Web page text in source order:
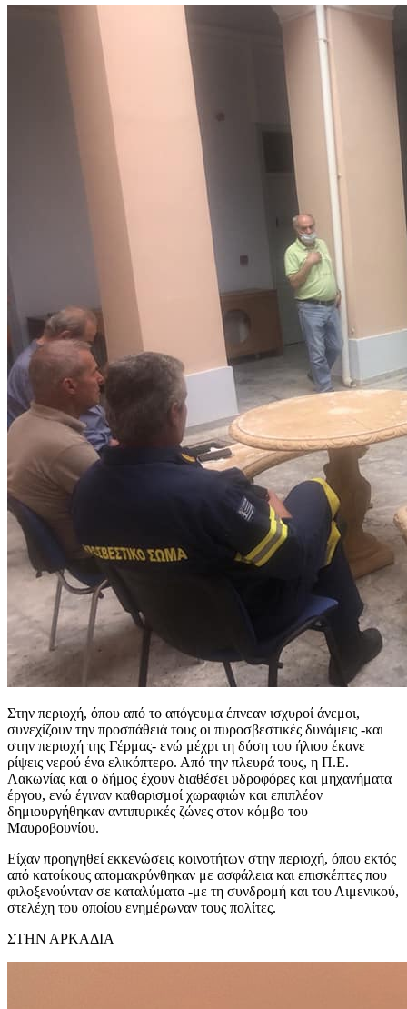
Στην περιοχή, όπου από το απόγευμα έπνεαν ισχυροί άνεμοι,
συνεχίζουν την προσπάθειά τους οι πυροσβεστικές δυνάμεις -και
στην περιοχή της Γέρμας- ενώ μέχρι τη δύση του ήλιου έκανε
ρίψεις νερού ένα ελικόπτερο. Από την πλευρά τους, η Π.Ε.
Λακωνίας και ο δήμος έχουν διαθέσει υδροφόρες και μηχανήματα
έργου, ενώ έγιναν καθαρισμοί χωραφιών και επιπλέον
δημιουργήθηκαν αντιπυρικές ζώνες στον κόμβο του
Μαυροβουνίου.
Είχαν προηγηθεί εκκενώσεις κοινοτήτων στην περιοχή, όπου εκτός
από κατοίκους απομακρύνθηκαν με ασφάλεια και επισκέπτες που
φιλοξενούνταν σε καταλύματα -με τη συνδρομή και του Λιμενικού,
στελέχη του οποίου ενημέρωναν τους πολίτες.
ΣΤΗΝ ΑΡΚΑΔΙΑ